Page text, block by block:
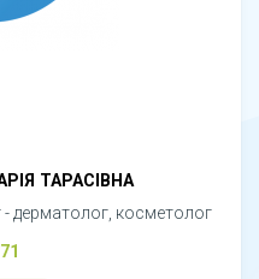
ТАРАСІВНА
- дерматолог, косметолог